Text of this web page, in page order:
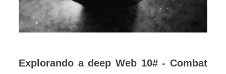
Explorando a deep Web 10# - Combat